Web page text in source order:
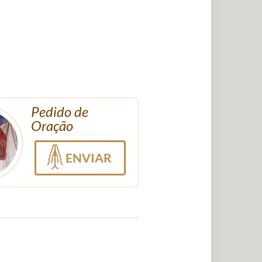
Pedido de
Oração
ENVIAR